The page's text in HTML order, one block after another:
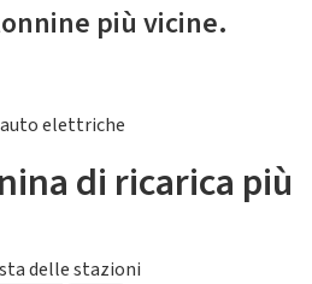
più vicine.
elettriche
di ricarica più
delle stazioni